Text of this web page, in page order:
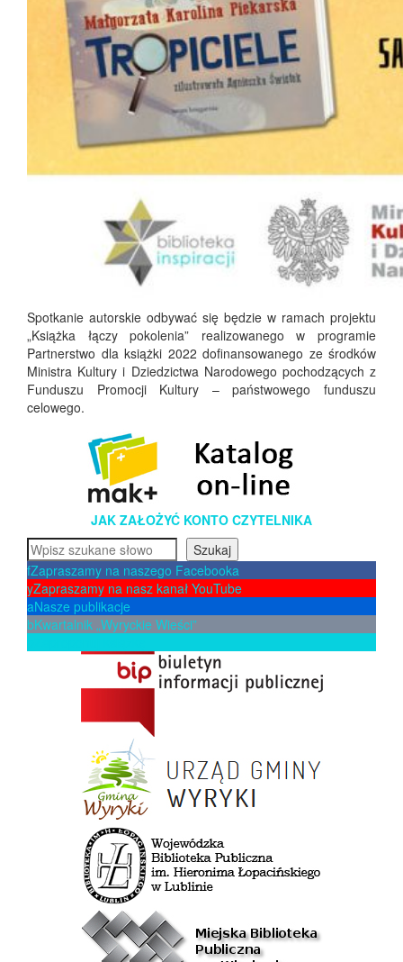
Spotkanie autorskie odbywać się będzie w ramach projektu
„Książka łączy pokolenia” realizowanego w programie
Partnerstwo dla książki 2022 dofinansowanego ze środków
Ministra Kultury i Dziedzictwa Narodowego pochodzących z
Funduszu Promocji Kultury – państwowego funduszu
celowego.
JAK ZAŁOŻYĆ KONTO CZYTELNIKA
Szukaj
Szukaj
fZapraszamy na naszego Facebooka
yZapraszamy na nasz kanał YouTube
aNasze publikacje
bKwartalnik „Wyryckie Wieści”